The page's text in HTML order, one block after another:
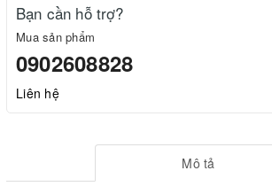
Bạn cần hỗ trợ?
Mua sản phẩm
0902608828
Liên hệ
Mô tả